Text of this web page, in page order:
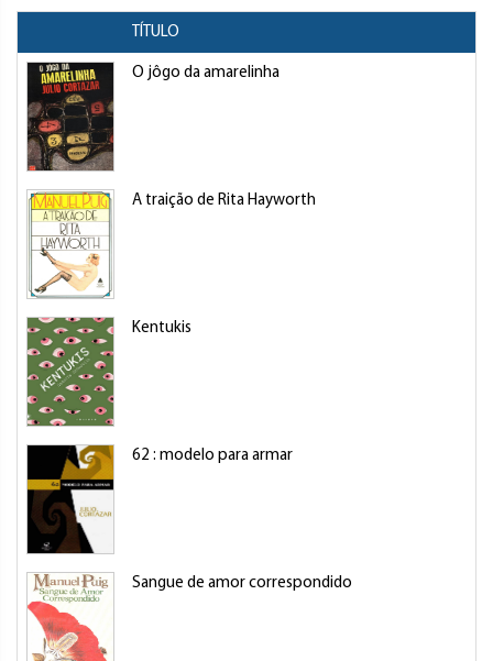
TÍTULO
O jôgo da amarelinha
A traição de Rita Hayworth
Kentukis
62 : modelo para armar
Sangue de amor correspondido